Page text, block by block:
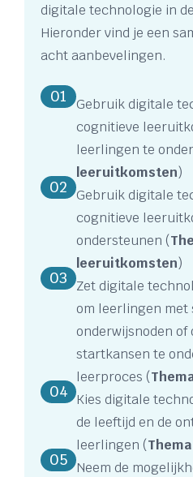
digitale technologie in
Hieronder vind je een
acht aanbevelingen.
01
Gebruik digitale
cognitieve
leerlingen te
leeruitkomsten)
02
Gebruik digitale
cognitieve
ondersteunen (
leeruitkomsten)
03
Zet digitale
om leerlingen met
onderwijsnoden of
startkansen te
leerproces (
04 Kies digitale
de leeftijd en de
leerlingen (
05 Neem de